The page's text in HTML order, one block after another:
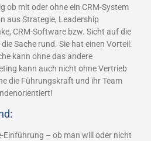
ob mit oder ohne ein CRM-System
aus Strategie, Leadership
CRM-Software bzw. Sicht auf die
Sache rund. Sie hat einen Vorteil:
kann ohne das andere
kann auch nicht ohne Vertrieb
die Führungskraft und ihr Team
Einführung – ob man will oder nicht